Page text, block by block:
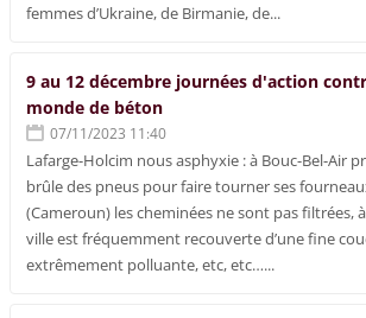
femmes d’Ukraine, de Birmanie, de...
9 au 12 décembre journées d'action
monde de béton
07/11/2023 11:40
Lafarge-Holcim nous asphyxie : à Bouc-Bel-Air
brûle des pneus pour faire tourner ses
(Cameroun) les cheminées ne sont pas filtrées,
ville est fréquemment recouverte d’une fine
extrêmement polluante, etc, etc…...